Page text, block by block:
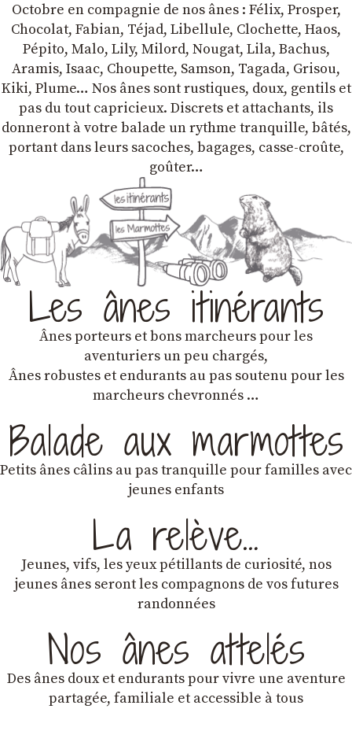
Octobre en compagnie de nos ânes : Félix, Prosper,
Chocolat, Fabian, Téjad, Libellule, Clochette, Haos,
Pépito, Malo, Lily, Milord, Nougat, Lila, Bachus,
Aramis, Isaac, Choupette, Samson, Tagada, Grisou,
Kiki, Plume… Nos ânes sont rustiques, doux, gentils et
pas du tout capricieux. Discrets et attachants, ils
donneront à votre balade un rythme tranquille, bâtés,
portant dans leurs sacoches, bagages, casse-croûte,
goûter…
Les ânes itinérants
Ânes porteurs et bons marcheurs pour les
aventuriers un peu chargés,
Ânes robustes et endurants au pas soutenu pour les
marcheurs chevronnés …
Balade aux marmottes
Petits ânes câlins au pas tranquille pour familles avec
jeunes enfants
La relève…
Jeunes, vifs, les yeux pétillants de curiosité, nos
jeunes ânes seront les compagnons de vos futures
randonnées
Nos ânes attelés
Des ânes doux et endurantspour vivre une aventure
partagée, familiale et accessible à tous